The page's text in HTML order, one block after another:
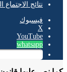
نتائج
فيسبوك
‫X
‫YouTube
whatsapp